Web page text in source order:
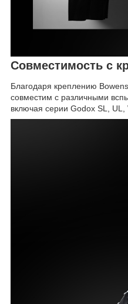
Совместимость с
Благодаря креплению
совместим с различными
включая серии Godox SL, UL,